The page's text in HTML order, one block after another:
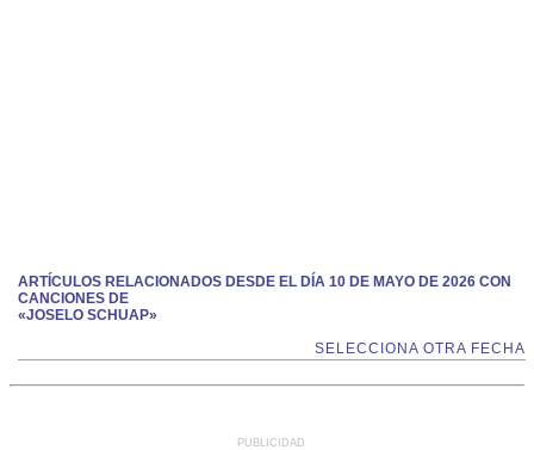
ARTÍCULOS RELACIONADOS DESDE EL DÍA 10 DE MAYO DE 2026 CON
CANCIONES DE
«JOSELO SCHUAP»
SELECCIONA OTRA FECHA
PUBLICIDAD